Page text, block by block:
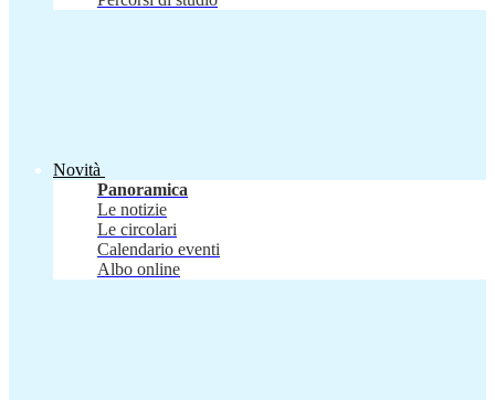
Novità
Panoramica
Le notizie
Le circolari
Calendario eventi
Albo online